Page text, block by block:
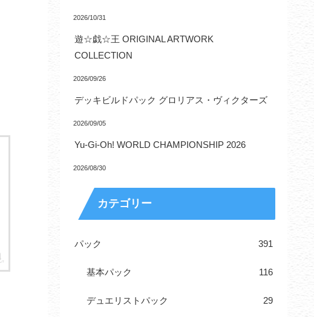
2026/10/31
遊☆戯☆王 ORIGINAL ARTWORK
COLLECTION
2026/09/26
デッキビルドパック グロリアス・ヴィクターズ
2026/09/05
Yu-Gi-Oh! WORLD CHAMPIONSHIP 2026
2026/08/30
カテゴリー
パック 391
基本パック 116
デュエリストパック 29